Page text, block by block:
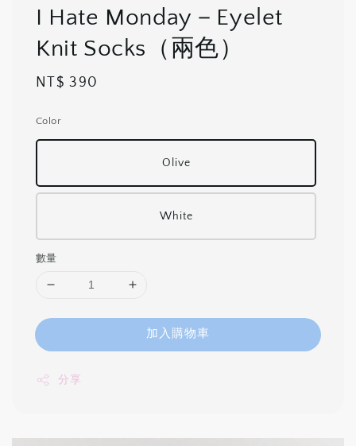
I Hate Monday－Eyelet
Knit Socks（兩色）
Regular
NT$ 390
Color
Olive
White
數量
加入購物車
分享